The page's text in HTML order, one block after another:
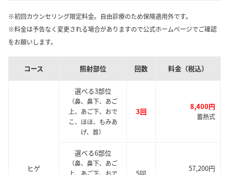
※初回カウンセリング限定料金。自由診療のため保険適用外です。
※料金は予告なく変更される場合がありますので公式ホームページでご確認
をお願いします。
コース 照射部位 回数 料金（税込）
ヒゲ
選べる3部位
（鼻、鼻下、あご
上、あご下、おで
こ、ほほ、もみあ
げ、首）
3回
8,400円
蓄熱式
選べる6部位
（鼻、鼻下、あご
57,200円